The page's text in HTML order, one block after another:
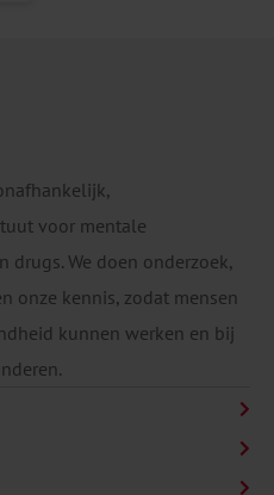
voor mentale
drugs. We doen onderzoek,
onze kennis, zodat mensen
kunnen werken en bij